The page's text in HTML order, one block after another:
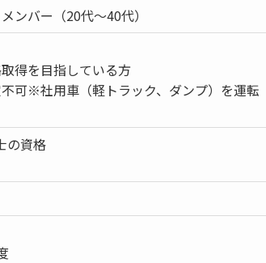
ンバー（20代～40代）
得を目指している方
可※社用車（軽トラック、ダンプ）を運転
の資格